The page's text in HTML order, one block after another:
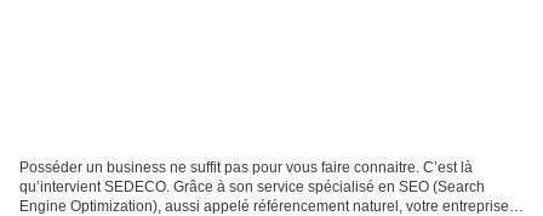
Posséder un business ne suffit pas pour vous faire connaitre. C’est là
qu’intervient SEDECO. Grâce à son service spécialisé en SEO (Search
Engine Optimization), aussi appelé référencement naturel, votre entreprise